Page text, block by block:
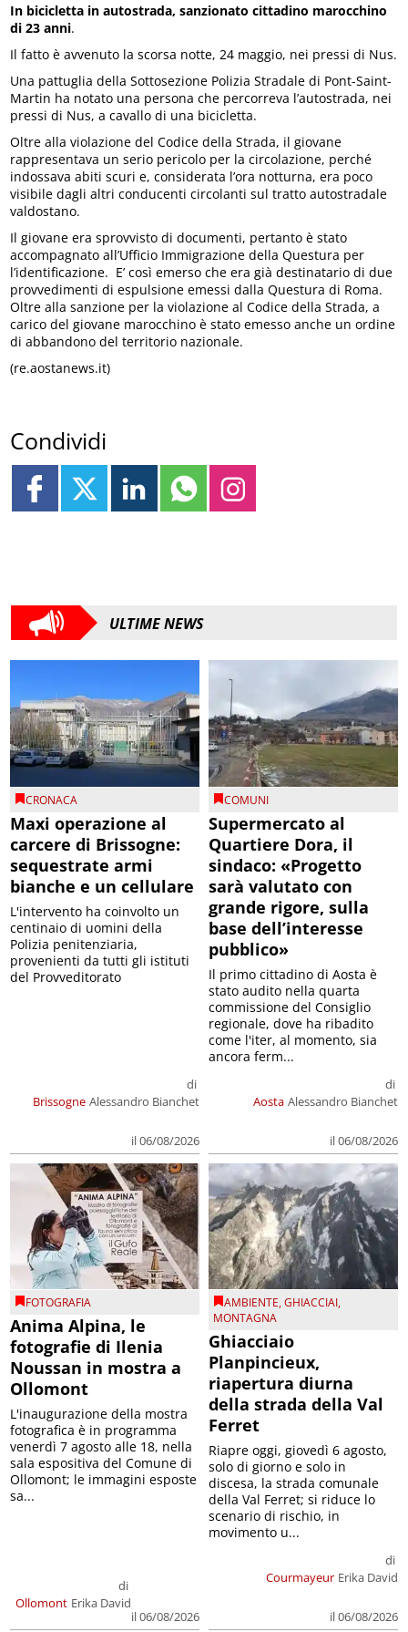
In bicicletta in autostrada, sanzionato cittadino marocchino
di 23 anni.
Il fatto è avvenuto la scorsa notte, 24 maggio, nei pressi di Nus.
Una pattuglia della Sottosezione Polizia Stradale di Pont-Saint-
Martin ha notato una persona che percorreva l’autostrada, nei
pressi di Nus, a cavallo di una bicicletta.
Oltre alla violazione del Codice della Strada, il giovane
rappresentava un serio pericolo per la circolazione, perché
indossava abiti scuri e, considerata l’ora notturna, era poco
visibile dagli altri conducenti circolanti sul tratto autostradale
valdostano.
Il giovane era sprovvisto di documenti, pertanto è stato
accompagnato all’Ufficio Immigrazione della Questura per
l’identificazione. E’ così emerso che era già destinatario di due
provvedimenti di espulsione emessi dalla Questura di Roma.
Oltre alla sanzione per la violazione al Codice della Strada, a
carico del giovane marocchino è stato emesso anche un ordine
di abbandono del territorio nazionale.
(re.aostanews.it)
Condividi
ULTIME NEWS
CRONACA
Maxi operazione al
carcere di Brissogne:
sequestrate armi
bianche e un cellulare
Brissogne
di
Alessandro Bianchet
il 06/08/2026
L'intervento ha coinvolto un
centinaio di uomini della
Polizia penitenziaria,
provenienti da tutti gli istituti
del Provveditorato
COMUNI
Supermercato al
Quartiere Dora, il
sindaco: «Progetto
sarà valutato con
grande rigore, sulla
base dell’interesse
pubblico»
Aosta
di
Alessandro Bianchet
il 06/08/2026
Il primo cittadino di Aosta è
stato audito nella quarta
commissione del Consiglio
regionale, dove ha ribadito
come l'iter, al momento, sia
ancora ferm...
FOTOGRAFIA
Anima Alpina, le
fotografie di Ilenia
Noussan in mostra a
Ollomont
Ollomont
di
Erika David
il 06/08/2026
L'inaugurazione della mostra
fotografica è in programma
venerdì 7 agosto alle 18, nella
sala espositiva del Comune di
Ollomont; le immagini esposte
sa...
AMBIENTE,GHIACCIAI,
MONTAGNA
Ghiacciaio
Planpincieux,
riapertura diurna
della strada della Val
Ferret
Courmayeur
di
Erika David
il 06/08/2026
Riapre oggi, giovedì 6 agosto,
solo di giorno e solo in
discesa, la strada comunale
della Val Ferret; si riduce lo
scenario di rischio, in
movimento u...